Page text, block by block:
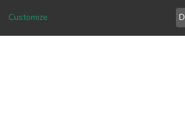
Download metrics
Customize